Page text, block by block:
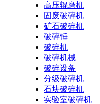
高压辊磨机
固废破碎机
矿石破碎机
破碎锤
破碎机
破碎机械
破碎设备
分级破碎机
石块破碎机
实验室破碎机